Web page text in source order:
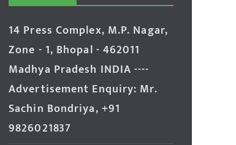
14 Press Complex, M.P. Nagar,
Zone - 1, Bhopal - 462011
Madhya Pradesh INDIA ----
Advertisement Enquiry: Mr.
Sachin Bondriya, +91
9826021837